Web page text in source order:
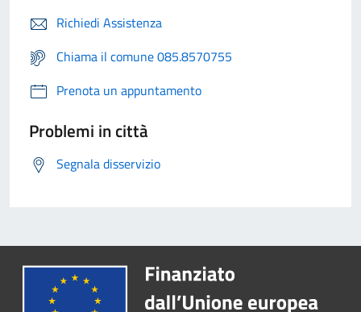
Richiedi Assistenza
Chiama il comune 085.8570755
Prenota un appuntamento
Problemi in città
Segnala disservizio